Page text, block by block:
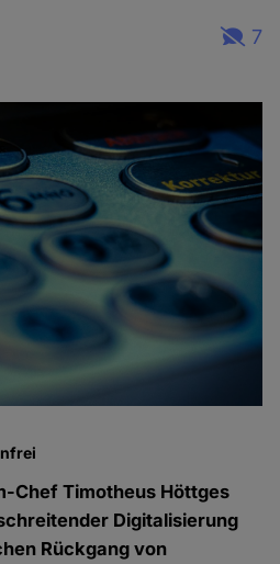
7
Chef Timotheus Höttges
Digitalisierung
Rückgang von